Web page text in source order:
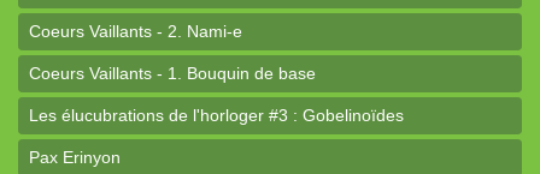
Coeurs Vaillants - 2. Nami-e
Coeurs Vaillants - 1. Bouquin de base
Les élucubrations de l'horloger #3 : Gobelinoïdes
Pax Erinyon